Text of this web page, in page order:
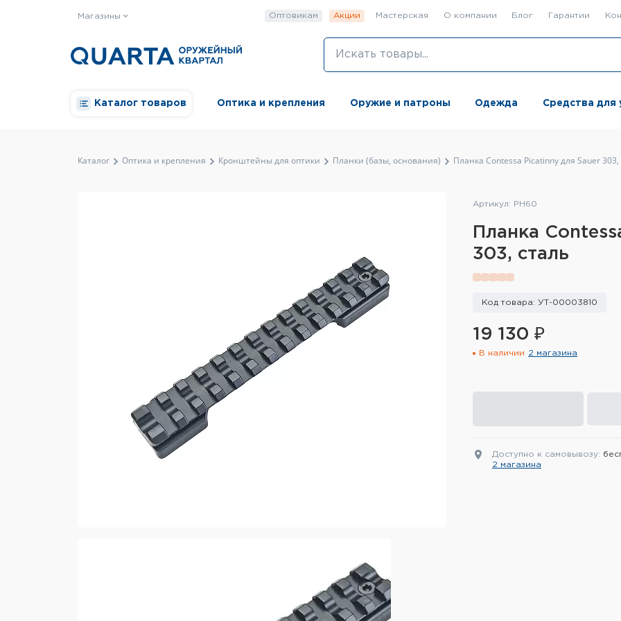
Магазины Оптовикам Акции Мастерская О компании Блог Гарантии
Каталог товаров Оптика и крепления Оружие и патроны Одежда Средства для
Каталог Оптика и крепления Кронштейны для оптики Планки (базы, основания) Планка Contessa Picatinny для Sauer 303,
Артикул: PH60
Планка
303, сталь
Код товара: УТ-00003810
19 130 ₽
В наличии 2 магазина
Доступно к самовывозу:
2 магазина